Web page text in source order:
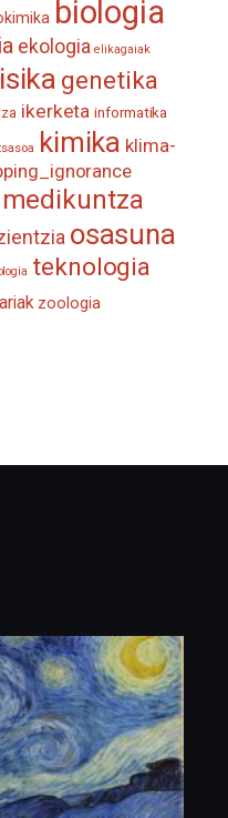
biologia
ekologia elikagaiak
genetika
ikerketa informatika
kimika klima-
medikuntza
osasuna
teknologia
zoologia